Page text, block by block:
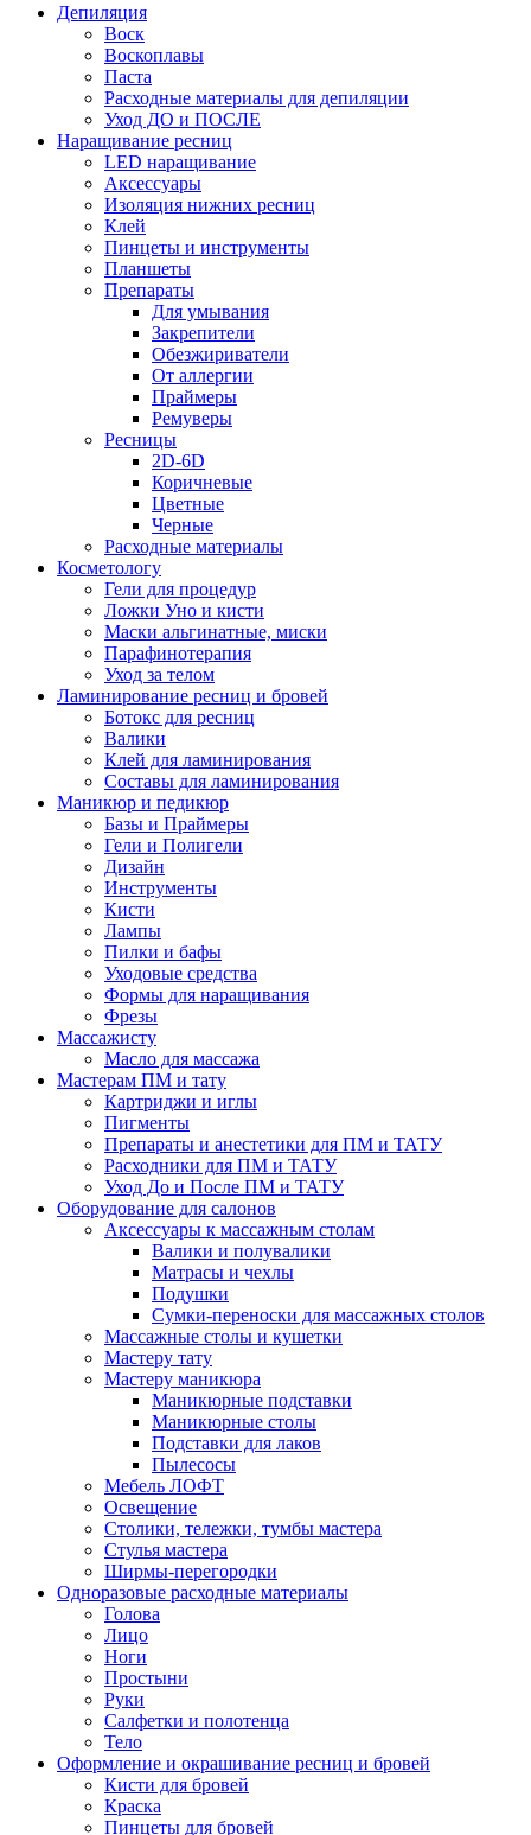
Депиляция
Воск
Воскоплавы
Паста
Расходные материалы для депиляции
Уход ДО и ПОСЛЕ
Наращивание ресниц
LED наращивание
Аксессуары
Изоляция нижних ресниц
Клей
Пинцеты и инструменты
Планшеты
Препараты
Для умывания
Закрепители
Обезжириватели
От аллергии
Праймеры
Ремуверы
Ресницы
2D-6D
Коричневые
Цветные
Черные
Расходные материалы
Косметологу
Гели для процедур
Ложки Уно и кисти
Маски альгинатные, миски
Парафинотерапия
Уход за телом
Ламинирование ресниц и бровей
Ботокс для ресниц
Валики
Клей для ламинирования
Составы для ламинирования
Маникюр и педикюр
Базы и Праймеры
Гели и Полигели
Дизайн
Инструменты
Кисти
Лампы
Пилки и бафы
Уходовые средства
Формы для наращивания
Фрезы
Массажисту
Масло для массажа
Мастерам ПМ и тату
Картриджи и иглы
Пигменты
Препараты и анестетики для ПМ и ТАТУ
Расходники для ПМ и ТАТУ
Уход До и После ПМ и ТАТУ
Оборудование для салонов
Аксессуары к массажным столам
Валики и полувалики
Матрасы и чехлы
Подушки
Сумки-переноски для массажных столов
Массажные столы и кушетки
Мастеру тату
Мастеру маникюра
Маникюрные подставки
Маникюрные столы
Подставки для лаков
Пылесосы
Мебель ЛОФТ
Освещение
Столики, тележки, тумбы мастера
Стулья мастера
Ширмы-перегородки
Одноразовые расходные материалы
Голова
Лицо
Ноги
Простыни
Руки
Салфетки и полотенца
Тело
Оформление и окрашивание ресниц и бровей
Кисти для бровей
Краска
Пинцеты для бровей